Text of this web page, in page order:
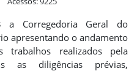
a Corregedoria Geral do
apresentando o andamento
trabalhos realizados pela
as diligências prévias,